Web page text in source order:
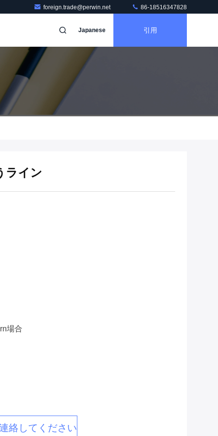
foreign.trade@perwin.net 86-18516347828
Japanese 引用
ライン
場合
絡してください